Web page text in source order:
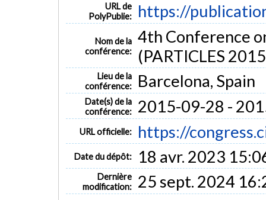
URL de
PolyPublie:
https://
Nom de la
conférence:
4th Conference
(PARTICLES
Lieu de la
conférence:
Barcelona, Spain
Date(s) de la
conférence:
2015-09-28 -
URL officielle: https://
Date du dépôt: 18 avr. 2023
Dernière
modification:
25 sept. 2024